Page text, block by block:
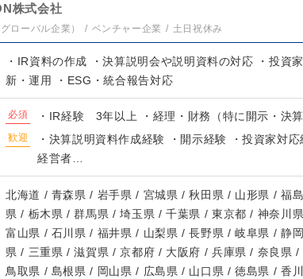
株式会社
ローバル企業） ベンチャー企業 土日祝休み
・IR資料の作成 ・決算説明会や説明資料の対応 ・投資
新・運用 ・ESG・統合報告対応
必須 ・IR経験 3年以上 ・経理・財務（特に開示・決算
歓迎
・決算説明資料作成経験 ・開示経験 ・投資家対
経営者…
北海道 / 青森県 / 岩手県 / 宮城県 / 秋田県 / 山形県 / 福
県 / 栃木県 / 群馬県 / 埼玉県 / 千葉県 / 東京都 / 神奈川
富山県 / 石川県 / 福井県 / 山梨県 / 長野県 / 岐阜県 / 静
県 / 三重県 / 滋賀県 / 京都府 / 大阪府 / 兵庫県 / 奈良県 /
鳥取県 / 島根県 / 岡山県 / 広島県 / 山口県 / 徳島県 / 香